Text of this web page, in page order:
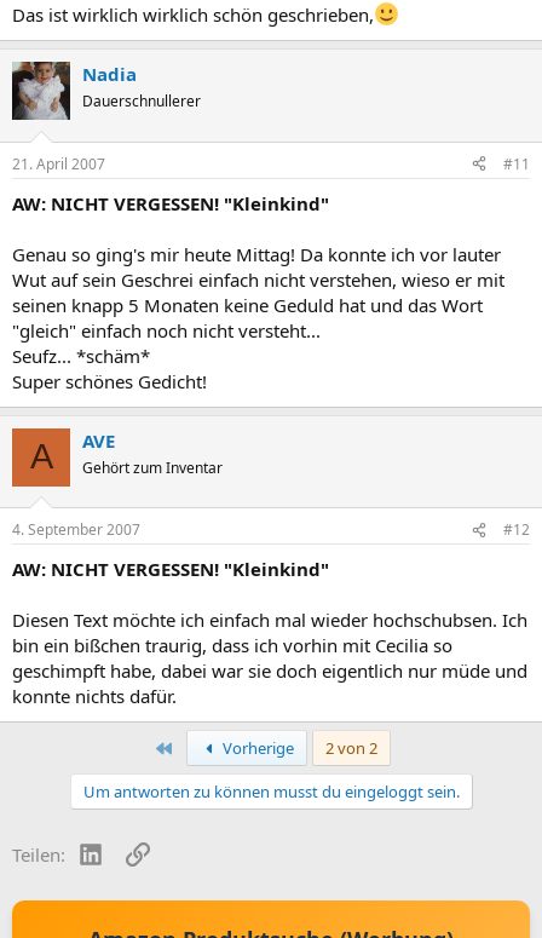
Das ist wirklich wirklich schön geschrieben,
Nadia
Dauerschnullerer
21. April 2007 #11
AW: NICHT VERGESSEN! "Kleinkind"
Genau so ging's mir heute Mittag! Da konnte ich vor lauter
Wut auf sein Geschrei einfach nicht verstehen, wieso er mit
seinen knapp 5 Monaten keine Geduld hat und das Wort
"gleich" einfach noch nicht versteht...
Seufz... *schäm*
Super schönes Gedicht!
A AVE
Gehört zum Inventar
4. September 2007 #12
AW: NICHT VERGESSEN! "Kleinkind"
Diesen Text möchte ich einfach mal wieder hochschubsen. Ich
bin ein bißchen traurig, dass ich vorhin mit Cecilia so
geschimpft habe, dabei war sie doch eigentlich nur müde und
konnte nichts dafür.
Erste Vorherige
2 von 2
Um antworten zu können musst du eingeloggt sein.
Teilen: LinkedInLink